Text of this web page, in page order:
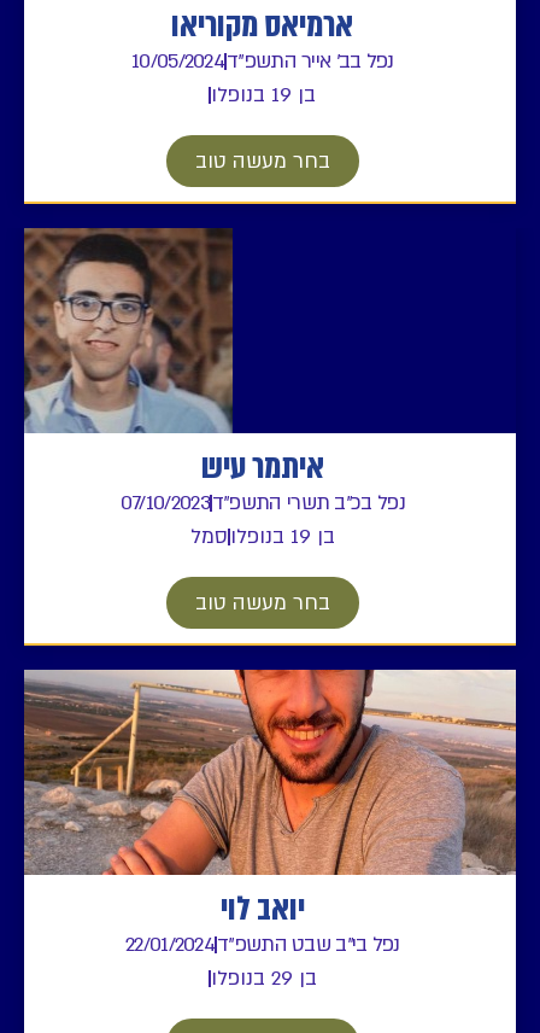
ארמיאס מקוריאו
נפל בב' אייר התשפ"ד10/05/2024
בן 19 בנופלו
בחר מעשה טוב
איתמר עיש
נפל בכ"ב תשרי התשפ"ד07/10/2023
בן 19 בנופלו
סמל
בחר מעשה טוב
יואב לוי
נפל בי"ב שבט התשפ"ד22/01/2024
בן 29 בנופלו